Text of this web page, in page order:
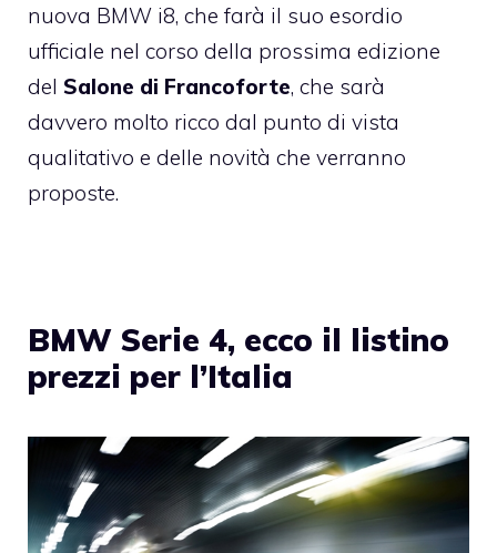
nuova BMW i8, che farà il suo esordio
ufficiale nel corso della prossima edizione
del Salone di Francoforte, che sarà
davvero molto ricco dal punto di vista
qualitativo e delle novità che verranno
proposte.
BMW Serie 4, ecco il listino
prezzi per l’Italia